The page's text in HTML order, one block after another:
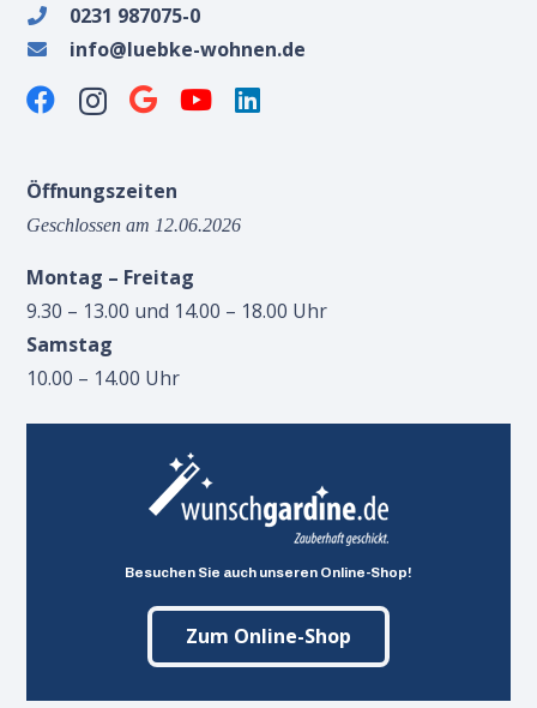
0231 987075-0
info@luebke-wohnen.de
Öffnungszeiten
Geschlossen am 12.06.2026
Montag – Freitag
9.30 – 13.00 und 14.00 – 18.00 Uhr
Samstag
10.00 – 14.00 Uhr
Besuchen Sie auch unseren Online-Shop!
Zum Online-Shop